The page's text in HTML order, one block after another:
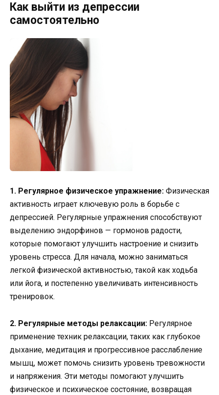
Как выйти из депрессии
самостоятельно
1. Регулярное физическое упражнение: Физическая
активность играет ключевую роль в борьбе с
депрессией. Регулярные упражнения способствуют
выделению эндорфинов — гормонов радости,
которые помогают улучшить настроение и снизить
уровень стресса. Для начала, можно заниматься
легкой физической активностью, такой как ходьба
или йога, и постепенно увеличивать интенсивность
тренировок.
2. Регулярные методы релаксации: Регулярное
применение техник релаксации, таких как глубокое
дыхание, медитация и прогрессивное расслабление
мышц, может помочь снизить уровень тревожности
и напряжения. Эти методы помогают улучшить
физическое и психическое состояние, возвращая